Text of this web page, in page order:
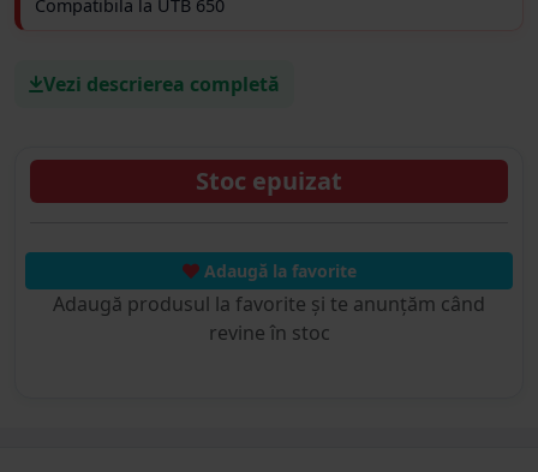
Compatibila la UTB 650
Vezi descrierea completă
Stoc epuizat
Adaugă la favorite
Adaugă produsul la favorite și te anunțăm când
revine în stoc